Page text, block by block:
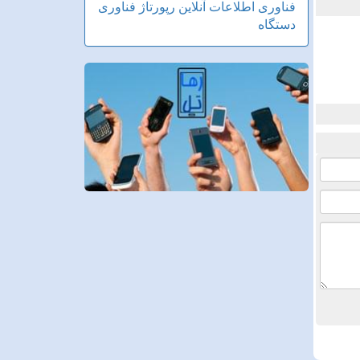
فناوری اطلاعات آنلاین رپورتاژ فناوری
دستگاه